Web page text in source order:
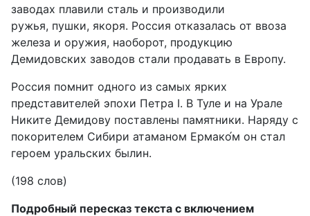
заводах плавили сталь и производили
ружья, пушки, якоря. Россия отказалась от ввоза
железа и оружия, наоборот, продукцию
Демидовских заводов стали продавать в Европу.
Россия помнит одного из самых ярких
представителей эпохи Петра I. В Туле и на Урале
Никите Демидову поставлены памятники. Наряду с
покорителем Сибири атаманом Ермако́м он стал
героем уральских былин.
(198 слов)
Подробный пересказ текста с включением